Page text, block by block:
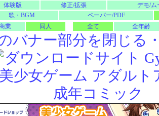
体験版 修正/拡張
デモ/ム
歌・BGM
ペーパー/PDF
業 同人 全て 全年齢
バナー部分を閉じる